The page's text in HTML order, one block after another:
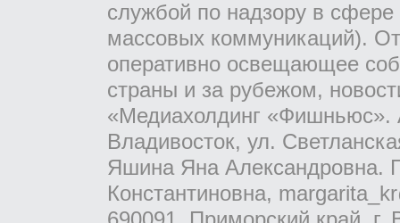
службой по надзору в
массовых коммуникаций).
оперативно освещающее
страны и за рубежом,
«Медиахолдинг «Фишньюс».
Владивосток, ул.
Яшина Яна Александровна.
Константиновна,